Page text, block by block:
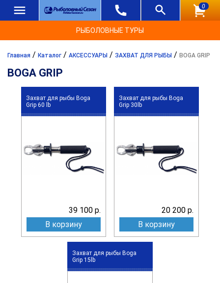
0
РЫБОЛОВНЫЕ ТУРЫ
Главная / Каталог / АКСЕССУАРЫ / ЗАХВАТ ДЛЯ РЫБЫ / BOGA GRIP
BOGA GRIP
Захват для рыбы Boga
Grip 60 lb
39 100 р.
В корзину
Захват для рыбы Boga
Grip 30lb
20 200 р.
В корзину
Захват для рыбы Boga
Grip 15lb